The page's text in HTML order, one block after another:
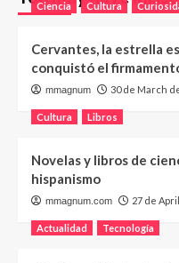
Ciencia Cultura
Cervantes, la estrella
conquistó el
mmagnum 30 de March
Cultura Libros
Novelas y libros de
hispanismo
mmagnum.com 27 de
Actualidad Tecnología